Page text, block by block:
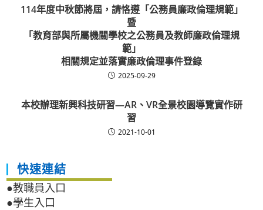
114年度中秋節將屆，請恪遵「公務員廉政倫理規範」
暨
「教育部與所屬機關學校之公務員及教師廉政倫理規
範」
相關規定並落實廉政倫理事件登錄
2025-09-29
本校辦理新興科技研習—AR、VR全景校園導覽實作研
習
2021-10-01
快速連結
●教職員入口
●學生入口